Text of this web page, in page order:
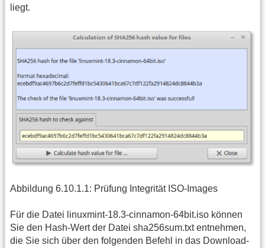
liegt.
Abbildung 6.10.1.1: Prüfung Integrität ISO-Images
Für die Datei linuxmint-18.3-cinnamon-64bit.iso können
Sie den Hash-Wert der Datei sha256sum.txt entnehmen,
die Sie sich über den folgenden Befehl in das Download-